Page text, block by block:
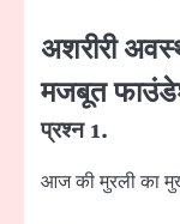
अशरीरी
मजबूत
प्रश्न 1.
आज की मुरली का